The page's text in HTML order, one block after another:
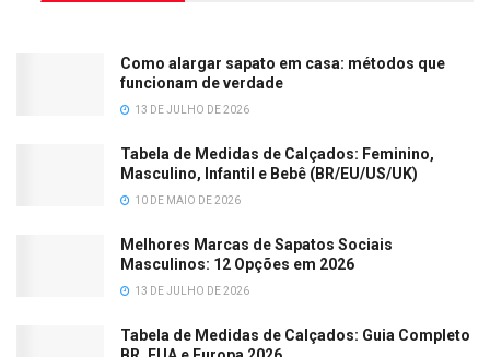
Como alargar sapato em casa: métodos que
funcionam de verdade
13 DE JULHO DE 2026
Tabela de Medidas de Calçados: Feminino,
Masculino, Infantil e Bebê (BR/EU/US/UK)
10 DE MAIO DE 2026
Melhores Marcas de Sapatos Sociais
Masculinos: 12 Opções em 2026
13 DE JULHO DE 2026
Tabela de Medidas de Calçados: Guia Completo